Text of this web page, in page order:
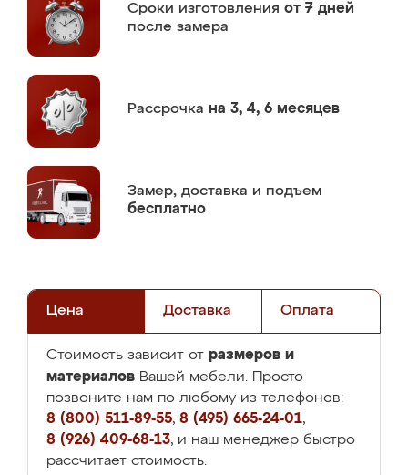
Сроки изготовления от 7 дней
после замера
Рассрочка на 3, 4, 6 месяцев
Замер, доставка и подъем
бесплатно
Цена Доставка Оплата
Стоимость зависит от размеров и
материалов Вашей мебели. Просто
позвоните нам по любому из телефонов:
8 (800) 511-89-55, 8 (495) 665-24-01,
8 (926) 409-68-13, и наш менеджер быстро
рассчитает стоимость.